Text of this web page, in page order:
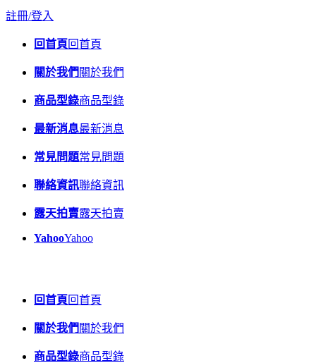
註冊/登入
回首頁回首頁
關於我們 關於我們
商品型錄商品型錄
最新消息最新消息
常見問題常見問題
聯絡資訊聯絡資訊
露天拍賣露天拍賣
YahooYahoo
回首頁回首頁
關於我們 關於我們
商品型錄商品型錄